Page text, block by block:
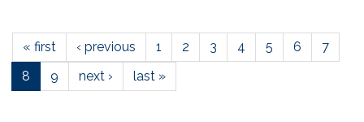
« first ‹ previous 1 2 3 4 5 6
7
8
9 next › last »